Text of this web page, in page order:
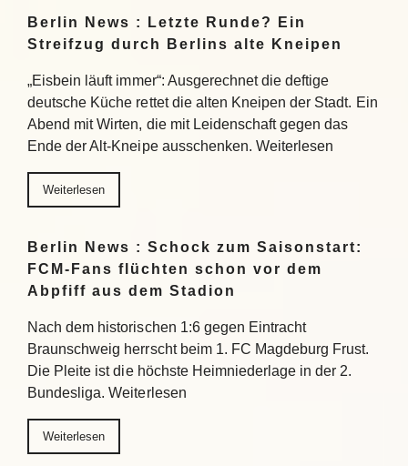
Berlin News : Letzte Runde? Ein
Streifzug durch Berlins alte Kneipen
„Eisbein läuft immer“: Ausgerechnet die deftige
deutsche Küche rettet die alten Kneipen der Stadt. Ein
Abend mit Wirten, die mit Leidenschaft gegen das
Ende der Alt-Kneipe ausschenken. Weiterlesen
Weiterlesen
Berlin News : Schock zum Saisonstart:
FCM-Fans flüchten schon vor dem
Abpfiff aus dem Stadion
Nach dem historischen 1:6 gegen Eintracht
Braunschweig herrscht beim 1. FC Magdeburg Frust.
Die Pleite ist die höchste Heimniederlage in der 2.
Bundesliga. Weiterlesen
Weiterlesen